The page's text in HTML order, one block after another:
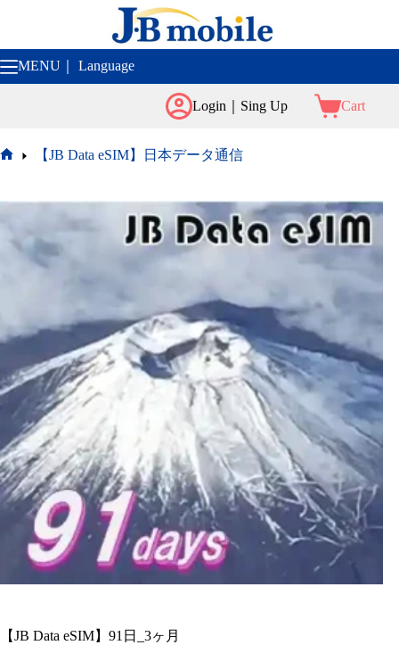
ン
ツ
ッ
MENU｜ Language
Login｜Sing Up Cart
ム
【JB Data eSIM】日本データ通信
【JB Data eSIM】91日_3ヶ月